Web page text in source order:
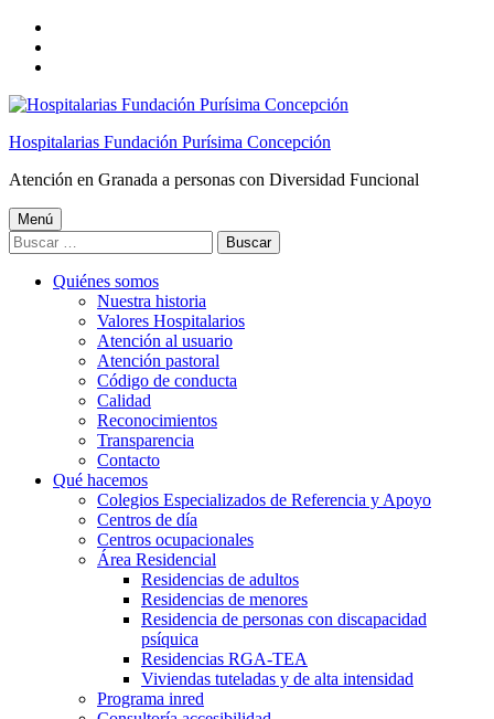
principal
principal
pie
página
Hospitalarias Fundación Purísima Concepción
Atención en Granada a personas con Diversidad Funcional
Menú
Buscar:
Quiénes somos
Nuestra historia
Valores Hospitalarios
Atención al usuario
Atención pastoral
Código de conducta
Calidad
Reconocimientos
Transparencia
Contacto
Qué hacemos
Colegios Especializados de Referencia y Apoyo
Centros de día
Centros ocupacionales
Área Residencial
Residencias de adultos
Residencias de menores
Residencia de personas con discapacidad
psíquica
Residencias RGA-TEA
Viviendas tuteladas y de alta intensidad
Programa inred